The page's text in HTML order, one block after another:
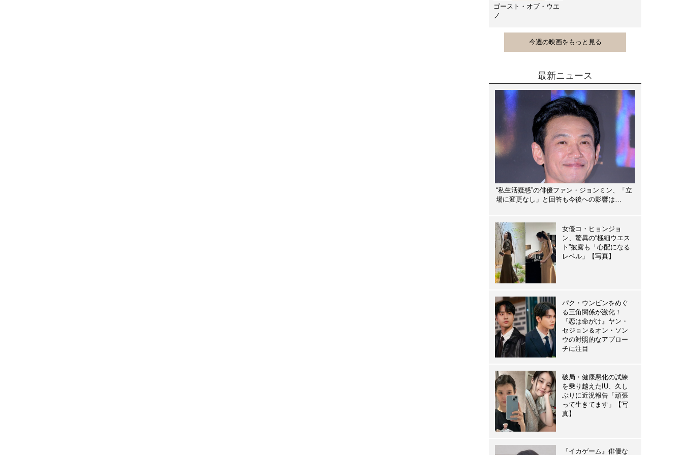
ゴースト・オブ・ウエ
ノ
今週の映画をもっと見る
最新ニュース
“私生活疑惑”の俳優ファン・ジョンミン、「立
場に変更なし」と回答も今後への影響は…
女優コ・ヒョンジョ
ン、驚異の“極細ウエス
ト”披露も「心配になる
レベル」【写真】
パク・ウンビンをめぐ
る三角関係が激化！
『恋は命がけ』ヤン・
セジョン＆オン・ソン
ウの対照的なアプロー
チに注目
破局・健康悪化の試練
を乗り越えたIU、久し
ぶりに近況報告「頑張
って生きてます」【写
真】
『イカゲーム』俳優な